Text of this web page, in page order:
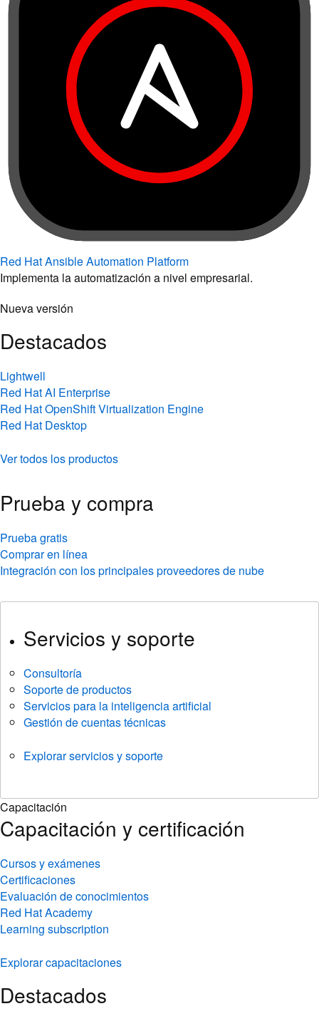
Red Hat Ansible Automation Platform
Implementa la automatización a nivel empresarial.
Nueva versión
Destacados
Lightwell
Red Hat AI Enterprise
Red Hat OpenShift Virtualization Engine
Red Hat Desktop
Ver todos los productos
Prueba y compra
Prueba gratis
Comprar en línea
Integración con los principales proveedores de nube
Servicios y soporte
Consultoría
Soporte de productos
Servicios para la inteligencia artificial
Gestión de cuentas técnicas
Explorar servicios y soporte
Capacitación
Capacitación y certificación
Cursos y exámenes
Certificaciones
Evaluación de conocimientos
Red Hat Academy
Learning subscription
Explorar capacitaciones
Destacados